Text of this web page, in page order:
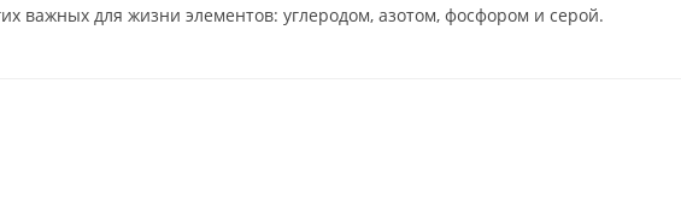
важных для жизни элементов: углеродом, азотом, фосфором и серой.